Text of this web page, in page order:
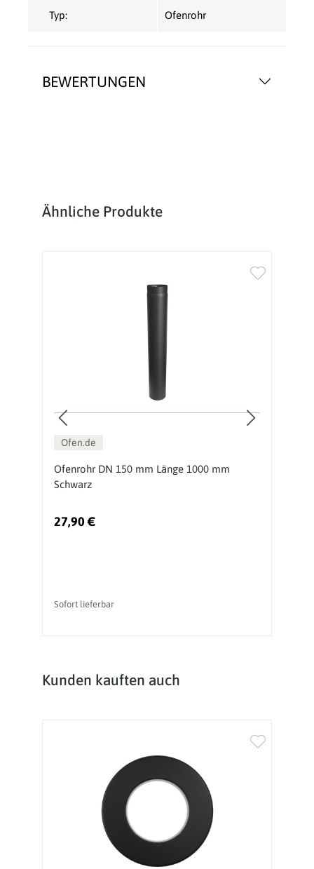
BEWERTUNGEN
Typ: Ofenrohr
Produktgalerie überspringen
Ähnliche Produkte
Ofen.de
Ofenrohr DN 150 mm Länge 1000 mm
Schwarz
27,90 €
Sofort lieferbar
Produktgalerie überspringen
Kunden kauften auch